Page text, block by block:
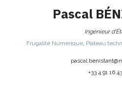
Pascal
Ingénieur
Frugalité Numérique, Plateau
pascal.benistant@
+33 4 91 16